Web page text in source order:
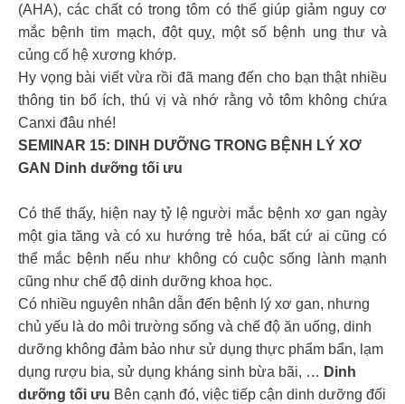
(AHA), các chất có trong tôm có thể giúp giảm nguy cơ
mắc bệnh tim mạch, đột quỵ, một số bệnh ung thư và
củng cố hệ xương khớp.
Hy vọng bài viết vừa rồi đã mang đến cho bạn thật nhiều
thông tin bổ ích, thú vị và nhớ rằng vỏ tôm không chứa
Canxi đâu nhé!
SEMINAR 15: DINH DƯỠNG TRONG BỆNH LÝ XƠ
GAN Dinh dưỡng tối ưu
Có thể thấy, hiện nay tỷ lệ người mắc bệnh xơ gan ngày
một gia tăng và có xu hướng trẻ hóa, bất cứ ai cũng có
thể mắc bệnh nếu như không có cuộc sống lành mạnh
cũng như chế độ dinh dưỡng khoa học.
Có nhiều nguyên nhân dẫn đến bệnh lý xơ gan, nhưng
chủ yếu là do môi trường sống và chế độ ăn uống, dinh
dưỡng không đảm bảo như sử dụng thực phẩm bẩn, lạm
dụng rượu bia, sử dụng kháng sinh bừa bãi, … Dinh
dưỡng tối ưu Bên cạnh đó, việc tiếp cận dinh dưỡng đối